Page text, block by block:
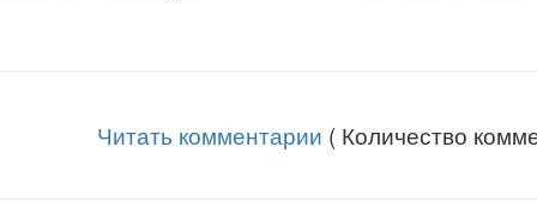
Читать комментарии ( Количество